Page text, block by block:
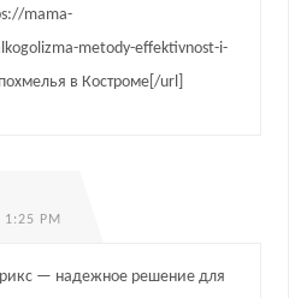
mama-
metody-effektivnost-i-
в Костроме[/url]
1:25 PM
— надежное решение для